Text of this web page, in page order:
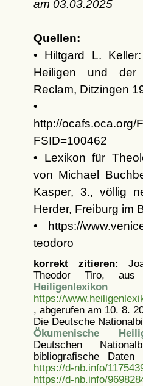
am 03.03.2025
Quellen:
• Hiltgard L.
Heiligen und der
Reclam, Ditzingen
•
http://ocafs.oca.org/
FSID=100462
• Lexikon für
von Michael
Kasper, 3., völlig
Herder, Freiburg im
• https://
teodoro
korrekt zitieren:
Theodor Tiro,
Heiligenlexikon
https://
, abgerufen am 10. 8.
Die Deutsche
Ökumenische
Deutschen
bibliografische
https://d-nb.info/
https://d-nb.info/